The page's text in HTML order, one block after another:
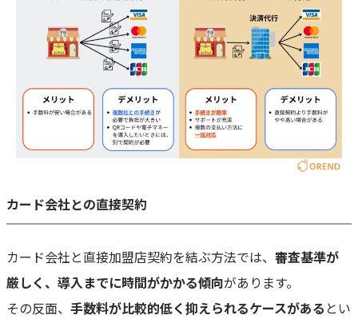
カード会社との直接契約
カード会社と直接加盟店契約を結ぶ方法では、 審査基準が
厳しく、導入までに時間がかかる傾向があります。
その反面、 手数料が比較的低く抑えられるケースがある とい